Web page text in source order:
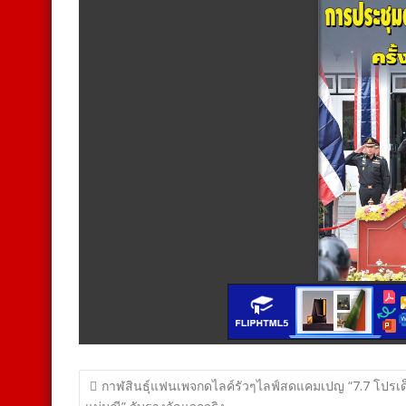
แนะแนว
กาฬสินธุ์แฟนเพจกดไลค์รัวๆไลฟ์สดแคมเปญ “7.7 โปรเ